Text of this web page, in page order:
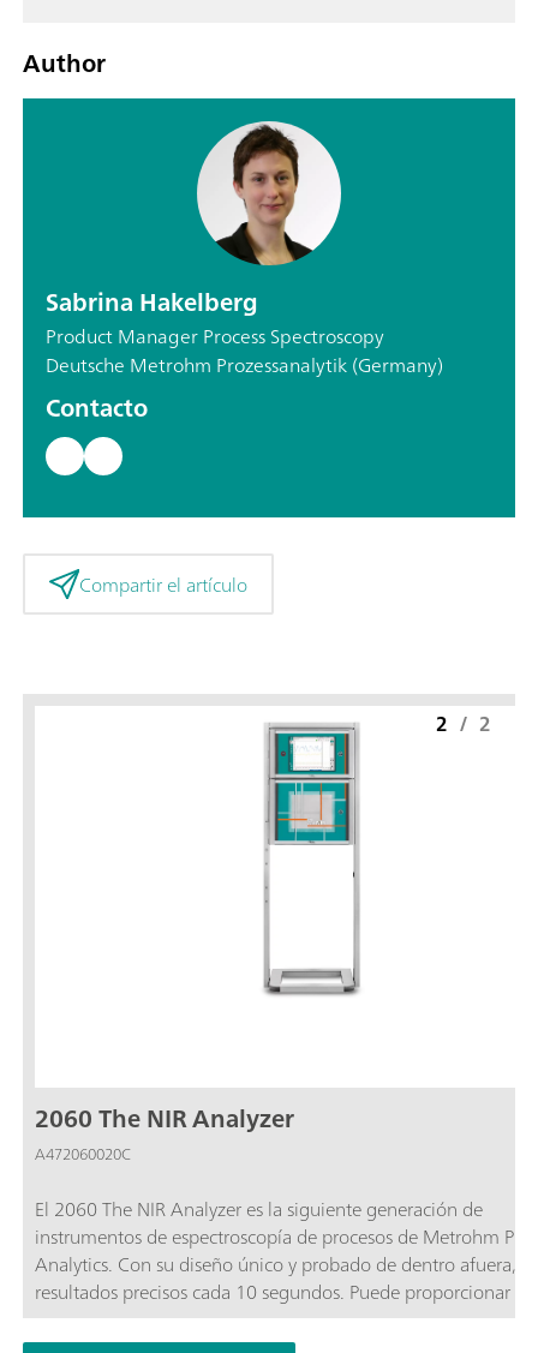
Author
Sabrina Hakelberg
Product Manager Process Spectroscopy
Deutsche Metrohm Prozessanalytik (Germany)
Contacto
Compartir el artículo
2060 The NIR Analyzer
A472060020C
El 2060 The NIR Analyzer es la siguiente generación de
instrumentos de espectroscopía de procesos de Metrohm
Analytics. Con su diseño único y probado de dentro afuera,
resultados precisos cada 10 segundos. Puede proporcionar un
análisis no destructivo de líquidos y sólidos directamente en
2 / 2